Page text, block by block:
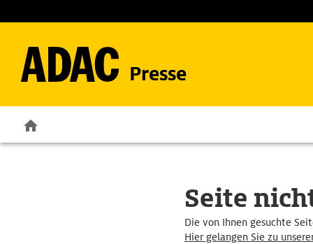
Presse
Seite
Die von Ihnen gesuchte
Hier gelangen Sie zu